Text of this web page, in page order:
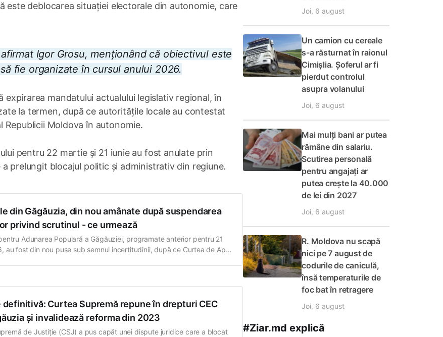
este deblocarea situației electorale din autonomie, care
Igor Grosu, menționând că obiectivul este
fie organizate în cursul anului 2026.
mandatului actualului legislativ regional, în
la termen, după ce autoritățile locale au contestat
Republicii Moldova în autonomie.
pentru 22 martie și 21 iunie au fost anulate prin
prelungit blocajul politic și administrativ din regiune.
din Găgăuzia, din nou amânate după suspendarea
privind scrutinul - ce urmează
Adunarea Populară a Găgăuziei, programate anterior pentru 21
au fost din nou puse sub semnul incertitudinii, după ce Curtea de Apel
definitivă: Curtea Supremă repune în drepturi CEC
și invalidează reforma din 2023
de Justiție (CSJ) a pus capăt unei dispute juridice care a blocat
Joi, 6 august
Un camion cu cereale
s-a răsturnat în raionul
Cimișlia. Șoferul ar fi
pierdut controlul
asupra volanului
Joi, 6 august
Mai mulți bani ar putea
rămâne din salariu.
Scutirea personală
pentru angajați ar
putea crește la 40.000
de lei din 2027
Joi, 6 august
R. Moldova nu scapă
nici pe 7 august de
codurile de caniculă,
însă temperaturile de
foc bat în retragere
Joi, 6 august
#Ziar.md explică